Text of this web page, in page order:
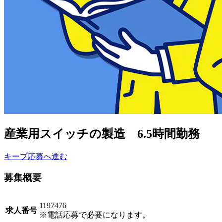
産業用スイッチの製造 6.5時間勤務
キープ応募へ進む
募集概要
求人番号
1197476
※電話応募で必要になります。